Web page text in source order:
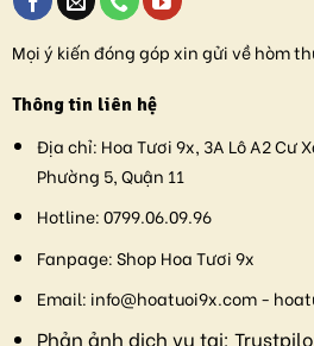
Mọi ý kiến đóng góp xin gửi về hòm
Thông tin liên hệ
Địa chỉ: Hoa Tươi 9x, 3A Lô A2 Cư
Phường 5, Quận 11
Hotline:0799.06.09.96
Fanpage:Shop Hoa Tươi 9x
Email: info@hoatuoi9x.com -
Phản ảnh dịch vụ tại: